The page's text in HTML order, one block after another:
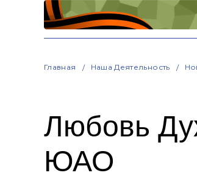
Главная Наша Деятельность
Любовь
ЮАО